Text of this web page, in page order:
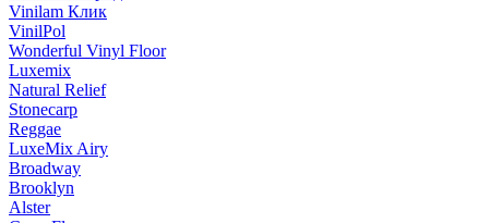
Vinilam Клик
VinilPol
Wonderful Vinyl Floor
Luxemix
Natural Relief
Stonecarp
Reggae
LuxeMix Airy
Broadway
Brooklyn
Alster